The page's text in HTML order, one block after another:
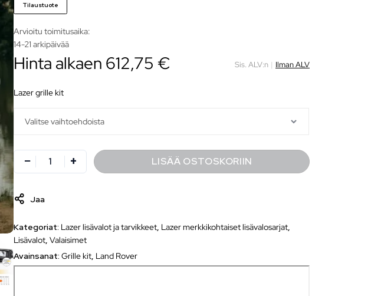
Tilaustuote
Arvioitu toimitusaika:
14-21 arkipäivää
Hinta alkaen 612,75 € Sis. ALV:n | Ilman ALV
lazer grille kit
LISÄÄ OSTOSKORIIN
Jaa
Kategoriat: Lazer lisävalot ja tarvikkeet Lazer merkkikohtaiset lisävalosarjat
Lisävalot ,Valaisimet
Avainsanat:Grille kit Land Rover